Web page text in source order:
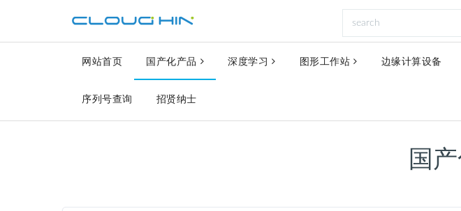
网站首页 国产化产品 深度学习 图形工作站 边缘计算设备
序列号查询 招贤纳士
国